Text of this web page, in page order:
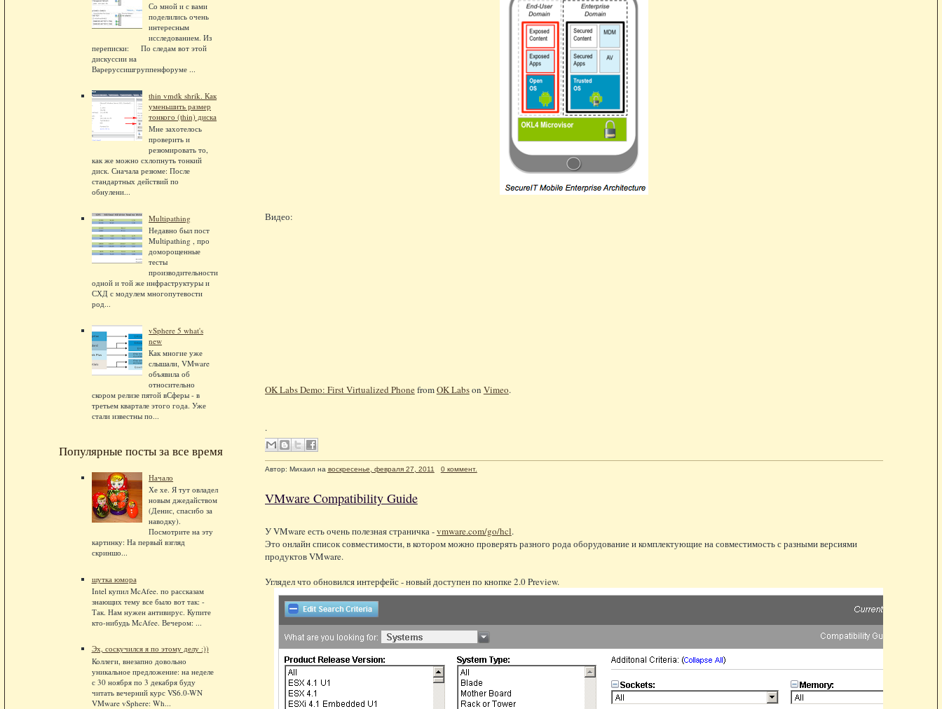
Со мной и с вами
поделились очень
интересным
исследованием. Из
переписки: По следам вот этой
дискуссии на
Вареруссишгруппенфоруме ...
thin vmdk shrik. Как
уменьшить размер
тонкого (thin) диска
Мне захотелось
проверить и
резюмировать то,
как же можно схлопнуть тонкий
диск. Сначала резюме: После
стандартных действий по
обнулени...
Multipathing
Недавно был пост
Multipathing , про
доморощенные
тесты
производительности
одной и той же инфраструктуры и
СХД с модулем многопутевости
род...
vSphere 5 what's
new
Как многие уже
слышали, VMware
объявила об
относительно
скором релизе пятой вСферы - в
третьем квартале этого года. Уже
стали известны по...
Популярные посты за все время
Начало
Хе хе. Я тут овладел
новым джедайством
(Денис, спасибо за
наводку).
Посмотрите на эту
картинку: На первый взгляд
скриншо...
шутка юмора
Intel купил McAfee. по рассказам
знающих тему все было вот так: -
Так. Нам нужен антивирус. Купите
кто-нибудь McAfee. Вечером: ...
Эх, соскучился я по этому делу :))
Коллеги, внезапно довольно
уникальное предложение: на неделе
с 30 ноября по 3 декабря буду
читать вечерний курс VS6.0-WN
VMware vSphere: Wh...
Видео:
OK Labs Demo: First Virtualized PhonefromOK Labson Vimeo.
.
Автор: Михаил на воскресенье, февраля 27, 2011 0 коммент.
VMware Compatibility Guide
У VMware есть очень полезная страничка -vmware.com/go/hcl.
Это онлайн список совместимости, в котором можно проверять разного рода оборудование и комплектующие на совместимость с разными версиями
продуктов VMware.
Углядел что обновился интерфейс - новый доступен по кнопке 2.0 Preview.